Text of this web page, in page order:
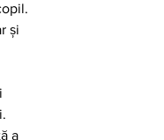
și
a